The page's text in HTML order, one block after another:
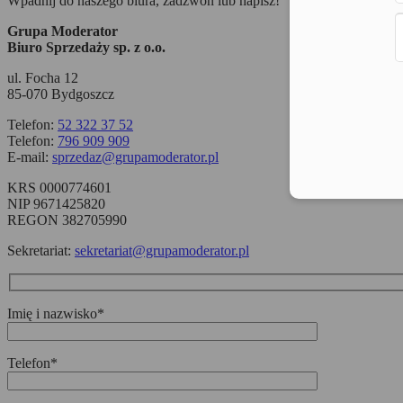
Grupa Moderator
Biuro Sprzedaży sp. z o.o.
ul. Focha 12
85-070 Bydgoszcz
Telefon: 52 322 37 52
Telefon: 796 909 909
E-mail: sprzedaz@grupamoderator.pl
KRS 0000774601
NIP 9671425820
REGON 382705990
Sekretariat: sekretariat@grupamoderator.pl
Imię i nazwisko*
Telefon*